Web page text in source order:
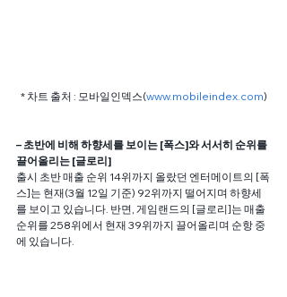
* 차트 출처 : 모바일인덱스(www.mobileindex.com)
– 초반에 비해 하향세를 보이는 [폭스]와 서서히 순위를
끌어올리는 [글로리]
출시 초반 매출 순위 14위까지 올랐던 엔터메이트의 [폭
스]는 현재(3월 12일 기준) 92위까지 떨어지며 하향세
를 보이고 있습니다. 반면, 게임랜드의 [글로리]는 매출
순위를 258위에서 현재 39위까지 끌어올리며 순항 중
에 있습니다.